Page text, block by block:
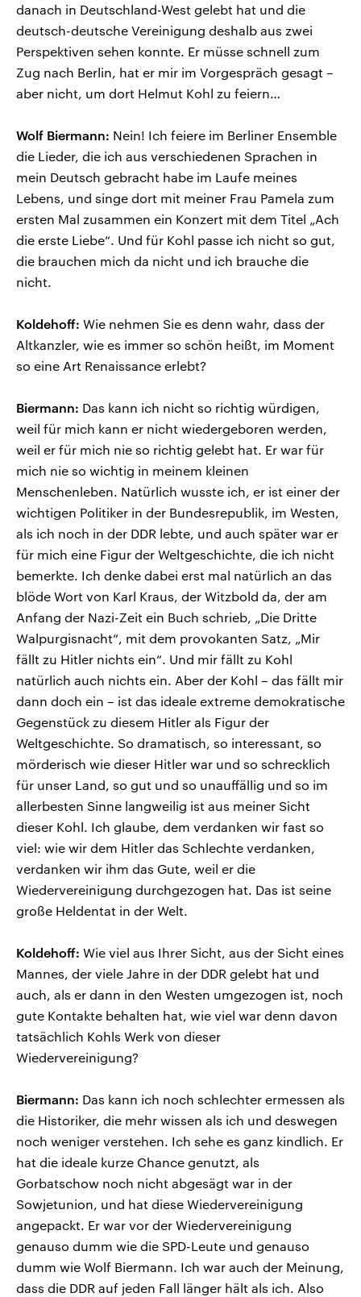
danach in Deutschland-West gelebt hat und die
deutsch-deutsche Vereinigung deshalb aus zwei
Perspektiven sehen konnte. Er müsse schnell zum
Zug nach Berlin, hat er mir im Vorgespräch gesagt –
aber nicht, um dort Helmut Kohl zu feiern…
Wolf Biermann: Nein! Ich feiere im Berliner Ensemble
die Lieder, die ich aus verschiedenen Sprachen in
mein Deutsch gebracht habe im Laufe meines
Lebens, und singe dort mit meiner Frau Pamela zum
ersten Mal zusammen ein Konzert mit dem Titel „Ach
die erste Liebe“. Und für Kohl passe ich nicht so gut,
die brauchen mich da nicht und ich brauche die
nicht.
Koldehoff: Wie nehmen Sie es denn wahr, dass der
Altkanzler, wie es immer so schön heißt, im Moment
so eine Art Renaissance erlebt?
Biermann: Das kann ich nicht so richtig würdigen,
weil für mich kann er nicht wiedergeboren werden,
weil er für mich nie so richtig gelebt hat. Er war für
mich nie so wichtig in meinem kleinen
Menschenleben. Natürlich wusste ich, er ist einer der
wichtigen Politiker in der Bundesrepublik, im Westen,
als ich noch in der DDR lebte, und auch später war er
für mich eine Figur der Weltgeschichte, die ich nicht
bemerkte. Ich denke dabei erst mal natürlich an das
blöde Wort von Karl Kraus, der Witzbold da, der am
Anfang der Nazi-Zeit ein Buch schrieb, „Die Dritte
Walpurgisnacht“, mit dem provokanten Satz, „Mir
fällt zu Hitler nichts ein“. Und mir fällt zu Kohl
natürlich auch nichts ein. Aber der Kohl – das fällt mir
dann doch ein – ist das ideale extreme demokratische
Gegenstück zu diesem Hitler als Figur der
Weltgeschichte. So dramatisch, so interessant, so
mörderisch wie dieser Hitler war und so schrecklich
für unser Land, so gut und so unauffällig und so im
allerbesten Sinne langweilig ist aus meiner Sicht
dieser Kohl. Ich glaube, dem verdanken wir fast so
viel: wie wir dem Hitler das Schlechte verdanken,
verdanken wir ihm das Gute, weil er die
Wiedervereinigung durchgezogen hat. Das ist seine
große Heldentat in der Welt.
Koldehoff: Wie viel aus Ihrer Sicht, aus der Sicht eines
Mannes, der viele Jahre in der DDR gelebt hat und
auch, als er dann in den Westen umgezogen ist, noch
gute Kontakte behalten hat, wie viel war denn davon
tatsächlich Kohls Werk von dieser
Wiedervereinigung?
Biermann: Das kann ich noch schlechter ermessen als
die Historiker, die mehr wissen als ich und deswegen
noch weniger verstehen. Ich sehe es ganz kindlich. Er
hat die ideale kurze Chance genutzt, als
Gorbatschow noch nicht abgesägt war in der
Sowjetunion, und hat diese Wiedervereinigung
angepackt. Er war vor der Wiedervereinigung
genauso dumm wie die SPD-Leute und genauso
dumm wie Wolf Biermann. Ich war auch der Meinung,
dass die DDR auf jeden Fall länger hält als ich. Also